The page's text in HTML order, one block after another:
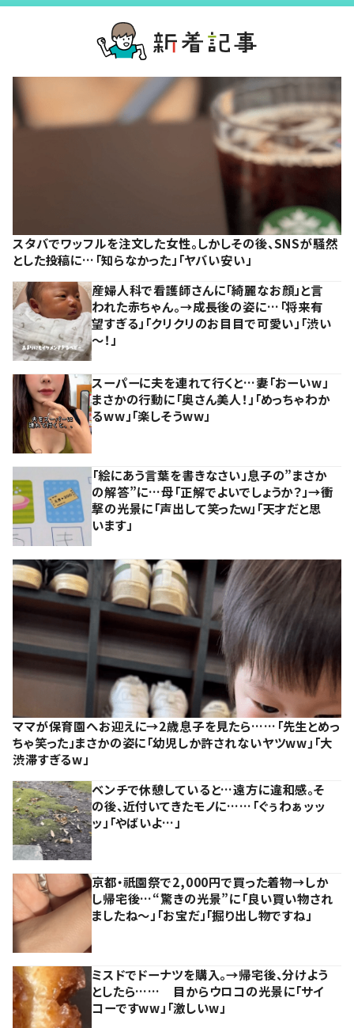
スタバでワッフルを注文した女性。しかしその後、SNSが騒然
とした投稿に…「知らなかった」「ヤバい安い」
産婦人科で看護師さんに「綺麗なお顔」と言
われた赤ちゃん。→成長後の姿に…「将来有
望すぎる」「クリクリのお目目で可愛い」「渋い
～！」
スーパーに夫を連れて行くと…妻「おーいw」
まさかの行動に「奥さん美人！」「めっちゃわか
るww」「楽しそうww」
「絵にあう言葉を書きなさい」息子の”まさか
の解答”に…母「正解でよいでしょうか？」→衝
撃の光景に「声出して笑ったｗ」「天才だと思
います」
ママが保育園へお迎えに→2歳息子を見たら……「先生とめっ
ちゃ笑った」まさかの姿に「幼児しか許されないヤツww」「大
渋滞すぎるw」
ベンチで休憩していると…遠方に違和感。そ
の後、近付いてきたモノに……「ぐぅわぁッッ
ッ」「やばいよ…」
京都・祇園祭で2,000円で買った着物→しか
し帰宅後…“驚きの光景”に「良い買い物され
ましたね～」「お宝だ」「掘り出し物ですね」
ミスドでドーナツを購入。→帰宅後、分けよう
としたら…… 目からウロコの光景に「サイ
コーですww」「激しいw」